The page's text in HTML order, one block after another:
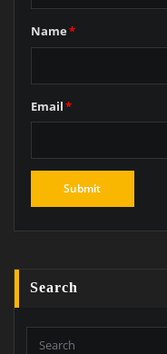
Name*
Email*
Search